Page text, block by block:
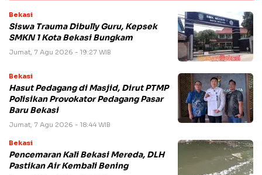
Bekasi
Siswa Trauma Dibully Guru, Kepsek
SMKN 1 Kota Bekasi Bungkam
Jumat, 7 Agu 2026 - 19:27 WIB
Bekasi
Hasut Pedagang di Masjid, Dirut PTMP
Polisikan Provokator Pedagang Pasar
Baru Bekasi
Jumat, 7 Agu 2026 - 18:44 WIB
Bekasi
Pencemaran Kali Bekasi Mereda, DLH
Pastikan Air Kembali Bening